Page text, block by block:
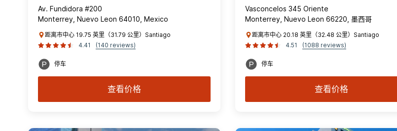
Av. Fundidora #200
Monterrey, Nuevo Leon 64010, Mexico
距离市中心 19.75 英里（31.79 公里）Santiago
4.41
(140 reviews)
停车
查看价格
Vasconcelos 345 Oriente
Monterrey, Nuevo Leon 66220, 墨西哥
距离市中心 20.18 英里（32.48 公里）Santiago
4.51
(1088 reviews)
停车
查看价格